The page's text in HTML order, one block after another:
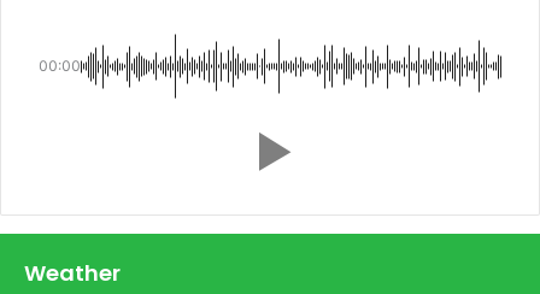
00:00
Weather